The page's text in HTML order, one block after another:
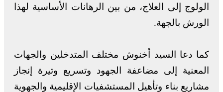
الولوج إلى العلاج، من بين الرهانات الأساسية لهذا
الورش بالجهة.
كما دعا السيد أخنوش مختلف المتدخلين والجهات
المعنية إلى مضاعفة الجهود وتسريع وتيرة إنجاز
مشاريع بناء وتأهيل المستشفيات الإقليمية والجهوية